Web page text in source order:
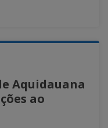
Aquidauana
ao